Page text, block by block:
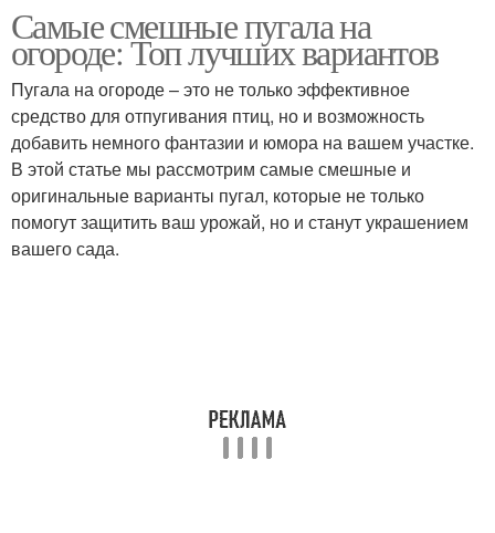
Самые смешные пугала на
огороде: Топ лучших вариантов
Пугала на огороде – это не только эффективное
средство для отпугивания птиц, но и возможность
добавить немного фантазии и юмора на вашем участке.
В этой статье мы рассмотрим самые смешные и
оригинальные варианты пугал, которые не только
помогут защитить ваш урожай, но и станут украшением
вашего сада.